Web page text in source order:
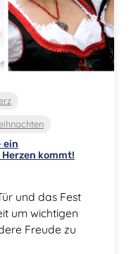
ein
kommt!
und das Fest
um wichtigen
Freude zu